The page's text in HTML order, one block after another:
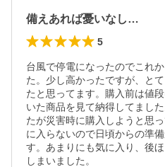
備えあれば憂いなし…
5
台風で停電になったのでこれ
た。少し高かったですが、と
たと思ってます。購入前は値
いた商品を見て納得してまし
たが災害時に購入しようと思
に入らないので日頃からの準
す。あまりにも気に入り、後
しまいました。